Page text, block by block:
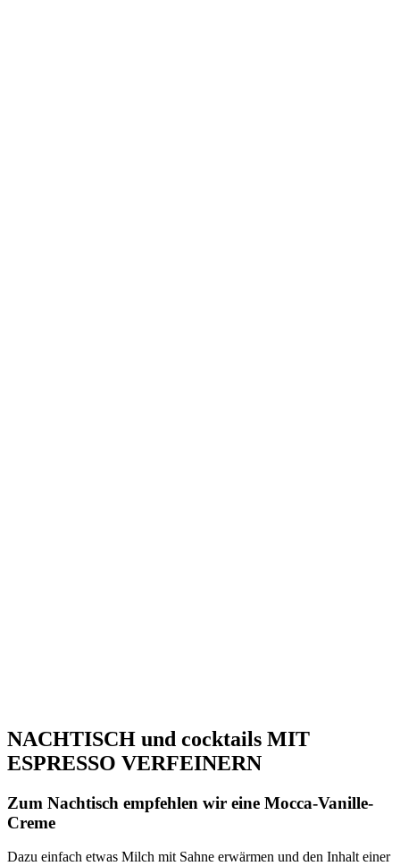
NACHTISCH und cocktails MIT
ESPRESSO VERFEINERN
Zum Nachtisch empfehlen wir eine Mocca-Vanille-
Creme
Dazu einfach etwas Milch mit Sahne erwärmen und den Inhalt einer